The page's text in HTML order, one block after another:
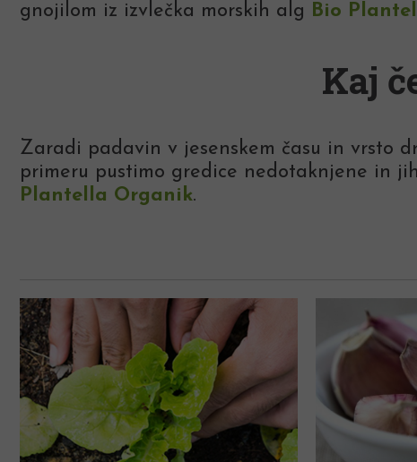
gnojilom iz izvlečka morskih alg Bio
Kaj
Zaradi padavin v jesenskem času in vrsto
primeru pustimo gredice nedotaknjene in
Plantella Organik.